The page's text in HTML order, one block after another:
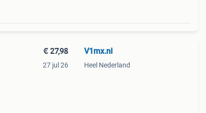
€ 27,98
27 jul 26
V1mx.nl
Heel Nederland